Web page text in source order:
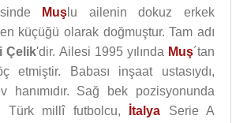
Muş lu ailenin dokuz erkek
küçüğü olarak doğmuştur. Tam adı
Çelik'dir. Ailesi 1995 yılında Muş´tan
etmiştir. Babası inşaat ustasıydı,
hanımıdır. Sağ bek pozisyonunda
Türk millî futbolcu,
İtalya Serie A